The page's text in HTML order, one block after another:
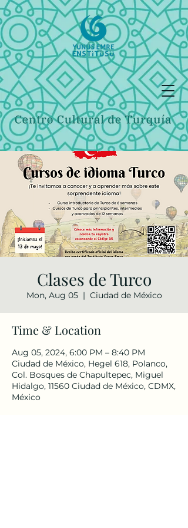
Clases de Turco
Mon, Aug 05
  |
Ciudad de México
Time & Location
Aug 05, 2024, 6:00 PM – 8:40 PM
Ciudad de México, Hegel 618, Polanco,
Col. Bosques de Chapultepec, Miguel
Hidalgo, 11560 Ciudad de México, CDMX,
México